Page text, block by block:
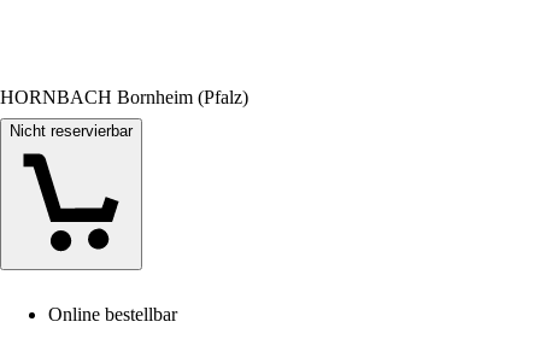
HORNBACH Bornheim (Pfalz)
Nicht reservierbar
Online bestellbar